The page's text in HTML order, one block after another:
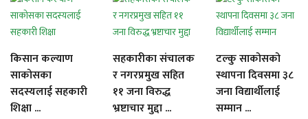
किसान कल्याण
साकोसका
सदस्यलाई सहकारी
शिक्षा ...
सहकारीका संचालक
र नगरप्रमुख सहित
११ जना विरुद्ध
भ्रष्टाचार मुद्दा ...
टल्कु साकोसको
स्थापना दिवसमा ३८
जना विद्यार्थीलाई
सम्मान ...